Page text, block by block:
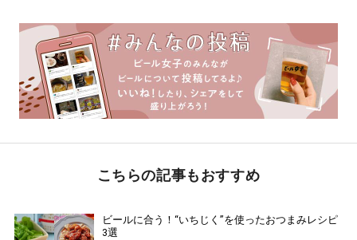
こちらの記事もおすすめ
ビールに合う！“いちじく”を使ったおつまみレシピ
3選